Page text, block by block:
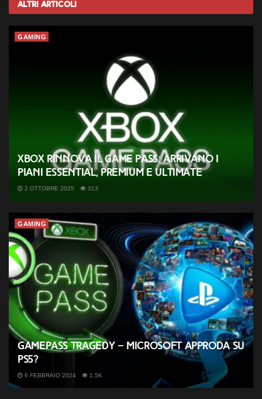
Altri Articoli
GAMING
Xbox rinnova il Game Pass: arrivano i
piani Essential, Premium e Ultimate
2 OTTOBRE 2025 313
GAMING
GamePass tragedy – Microsoft approda su
PS5?
6 FEBBRAIO 2024 1.5K